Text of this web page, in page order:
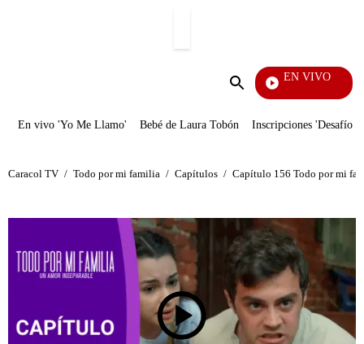
Enviar
EN VIVO
Pura Diversión
En vivo 'Yo Me Llamo' Bebé de Laura Tobón Inscripciones 'Desafío'
Caracol TV / Todo por mi familia / Capítulos / Capítulo 156 Todo por mi